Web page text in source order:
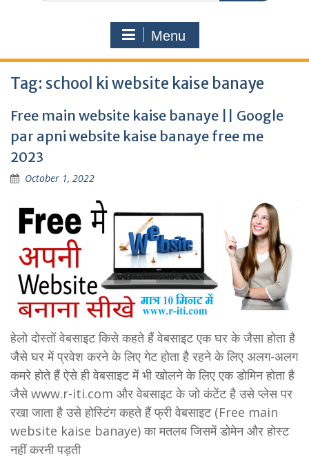
Menu
Tag: school ki website kaise banaye
Free main website kaise banaye || Google
par apni website kaise banaye free me
2023
October 1, 2022
हेलो दोस्तों वेबसाइट किसे कहते हैं वेबसाइट एक घर के जैसा होता है
जैसे घर में प्रवेश करने के लिए गेट होता है रहने के लिए अलग-अलग
कमरे होते हैं ऐसे ही वेबसाइट में भी खोलने के लिए एक डोमिन होता है
जैसे www.r-iti.com और वेबसाइट के जो कंटेंट है उसे प्लेस पर
रखा जाता है उसे होस्टिंग कहते हैं फ्री वेबसाइट (Free main
website kaise banaye) का मतलब जिसमें डोमेन और होस्ट
नहीं करनी पड़ती